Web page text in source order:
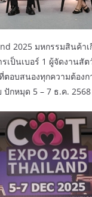
2025 มหกรรมสินค้
เป็นเบอร์ 1 ผู้จัดงานสั
อบสนองทุกความต้อง
ปักหมุด 5 – 7 ธ.ค.